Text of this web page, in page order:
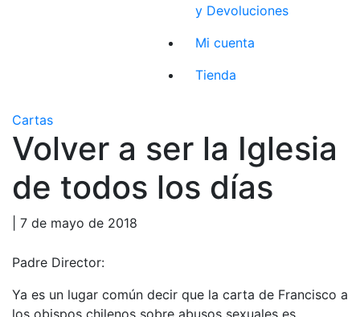
y Devoluciones
Mi cuenta
Tienda
Cartas
Volver a ser la Iglesia
de todos los días
| 7 de mayo de 2018
Padre Director:
Ya es un lugar común decir que la carta de Francisco a
los obispos chilenos sobre abusos sexuales es